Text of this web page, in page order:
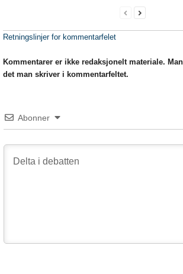
Retningslinjer for kommentarfelet
Kommentarer er ikke redaksjonelt materiale.
det man skriver i kommentarfeltet.
Abonner